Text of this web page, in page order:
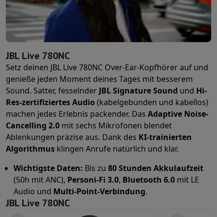
Kochfelder
Alle Kochplatten InduktionskochfeldGlaskeramik-
Abzugshauben
Dekorative Abzugshaube
Einbau-Mikrowelle
Einbau-MikrowelleEinbau-Kombi-Mikrowelle
Andere Einbaugeräte
Küche & Tischkultur
Küchenmaschine & MixerMixerSoupmaker Blender
FrühstückBrotbackautomat ToasterJuicerEierkocher
SnacksFritteuse AirfryerSandwichmaschine WaffeleisenZubehör
DessertsChocolatierEismaschine & EiskocherCrêpe-Pfanne
Indoor-GartenClick & GrowKräuter & Zubehör
Kaffee & TeeKaffeemaschineEspressomaschineDe'Longhi
GetränkSprudelnde GetränkemaschineBierzapfanlageKaraffe
KüchengeräteDörrgeräteNudelmaschine Slow CookerDampfgarer
Spaß beim Kochen GrillsGourmet-GeräteRacletteFondue Plancha
Am Tisch TischkulturTischdekoration
Cook'in Style
JBL Live 780NC
Setz deinen JBL Live 780NC Over-Ear-Kopfhörer auf und
genieße jeden Moment deines Tages mit besserem
Sound. Satter, fesselnder JBL Signature Sound und Hi-
Res-zertifiziertes Audio (kabelgebunden und kabellos)
machen jedes Erlebnis packender. Das Adaptive Noise-
Cancelling 2.0 mit sechs Mikrofonen blendet
Ablenkungen präzise aus. Dank des KI-trainierten
Algorithmus klingen Anrufe natürlich und klar.
Wichtigste Daten: Bis zu 80 Stunden Akkulaufzeit
(50h mit ANC), Personi-Fi 3.0, Bluetooth 6.0 mit LE
Audio und Multi-Point-Verbindung.
JBL Live 780NC